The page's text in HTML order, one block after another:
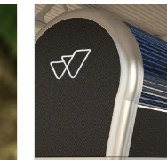
Posted
in